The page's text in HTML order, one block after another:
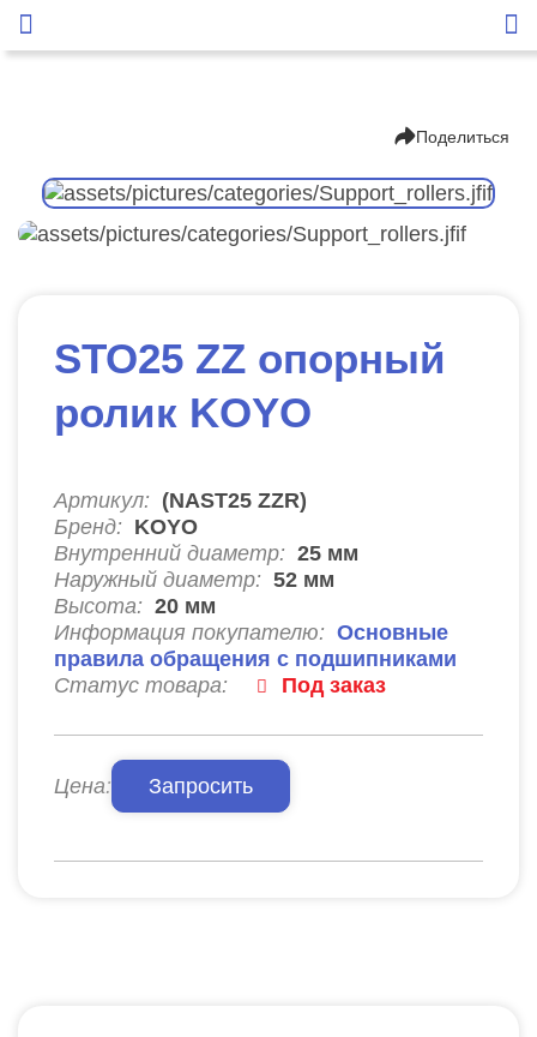
Поделиться
STO25 ZZ опорный
ролик KOYO
Артикул: (NAST25 ZZR)
Бренд: KOYO
Внутренний диаметр: 25 мм
Наружный диаметр: 52 мм
Высота: 20 мм
Информация покупателю: Основные
правила обращения с подшипниками
Статус товара:
Под заказ
Цена: Запросить